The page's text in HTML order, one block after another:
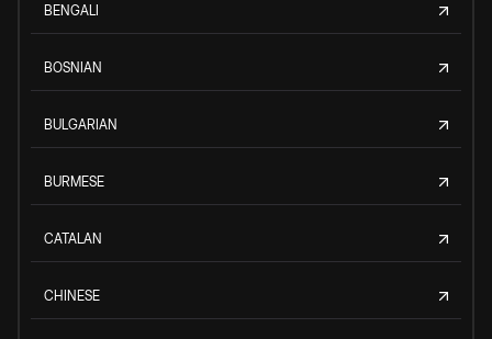
BENGALI
BOSNIAN
BULGARIAN
BURMESE
CATALAN
CHINESE